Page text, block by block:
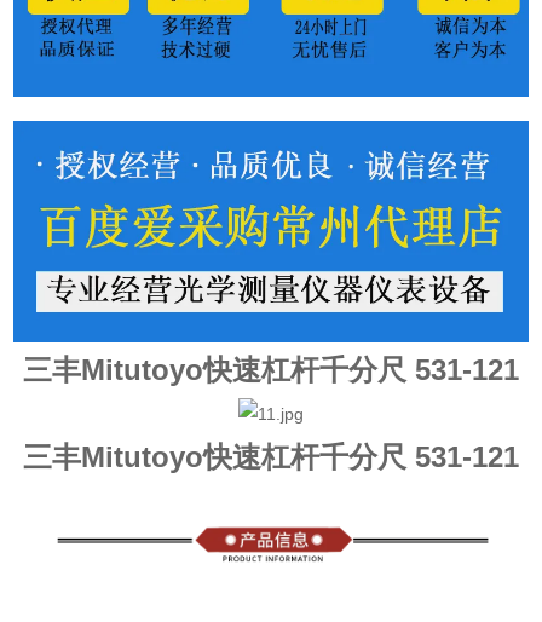
三丰Mitutoyo快速杠杆千分尺 531-121
三丰Mitutoyo快速杠杆千分尺 531-121